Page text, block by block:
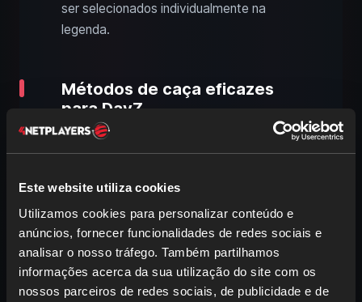
Este website utiliza cookies
Utilizamos cookies para personalizar conteúdo e
anúncios, fornecer funcionalidades de redes sociais e
analisar o nosso tráfego. Também partilhamos
informações acerca da sua utilização do site com os
nossos parceiros de redes sociais, de publicidade e de
ser selecionados individualmente na
legenda.
Métodos de caça eficazes
para DayZ